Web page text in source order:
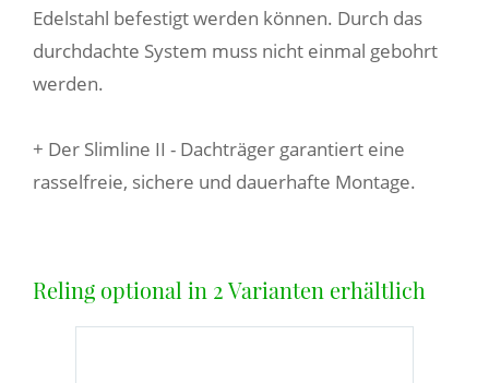
Edelstahl befestigt werden können. Durch das
durchdachte System muss nicht einmal gebohrt
werden.
+ Der Slimline II - Dachträger garantiert eine
rasselfreie, sichere und dauerhafte Montage.
Reling optional in 2 Varianten erhältlich